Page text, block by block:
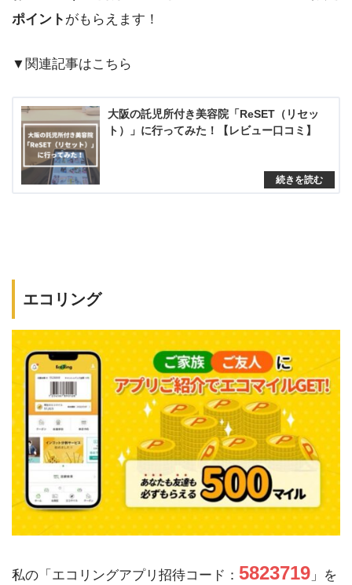
ポイント がもらえます！
▼関連記事はこちら
大阪の託児所付き美容院「ReSET（リセッ
ト）」に行ってみた！【レビュー口コミ】
エコリング
私の「エコリングアプリ招待コード： 5823719 」を